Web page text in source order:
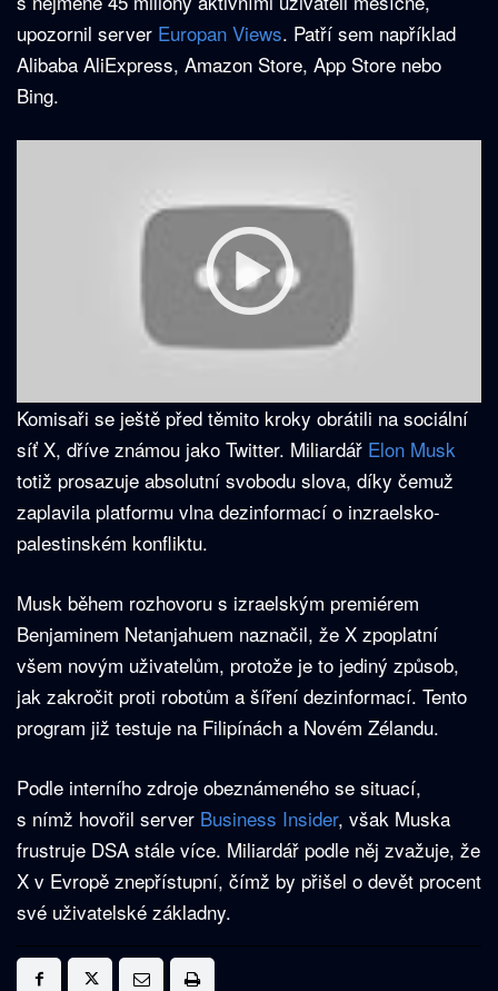
upozornil server Europan Views. Patří sem například
Alibaba AliExpress, Amazon Store, App Store nebo
Bing.
Komisaři se ještě před těmito kroky obrátili na sociální
síť X, dříve známou jako Twitter. Miliardář Elon Musk
totiž prosazuje absolutní svobodu slova, díky čemuž
zaplavila platformu vlna dezinformací o inzraelsko-
palestinském konfliktu.
Musk během rozhovoru s izraelským premiérem
Benjaminem Netanjahuem naznačil, že X zpoplatní
všem novým uživatelům, protože je to jediný způsob,
jak zakročit proti robotům a šíření dezinformací. Tento
program již testuje na Filipínách a Novém Zélandu.
Podle interního zdroje obeznámeného se situací,
s nímž hovořil server Business Insider, však Muska
frustruje DSA stále více. Miliardář podle něj zvažuje, že
X v Evropě znepřístupní, čímž by přišel o devět procent
své uživatelské základny.